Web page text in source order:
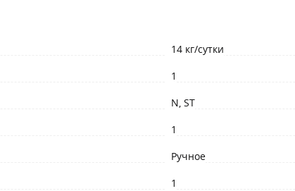
14 кг/сутки
1
N, ST
1
Ручное
1